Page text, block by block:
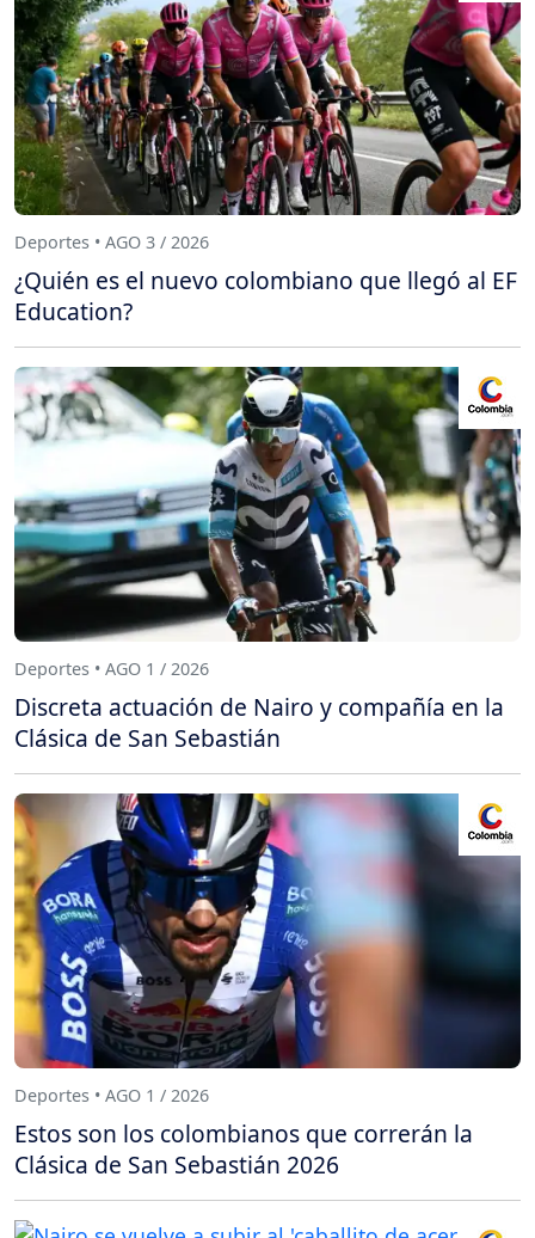
Deportes • AGO 3 / 2026
¿Quién es el nuevo colombiano que llegó al EF
Education?
Deportes • AGO 1 / 2026
Discreta actuación de Nairo y compañía en la
Clásica de San Sebastián
Deportes • AGO 1 / 2026
Estos son los colombianos que correrán la
Clásica de San Sebastián 2026